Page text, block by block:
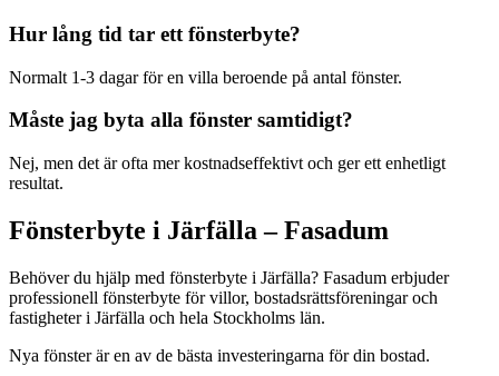
Hur lång tid tar ett fönsterbyte?
Normalt 1-3 dagar för en villa beroende på antal fönster.
Måste jag byta alla fönster samtidigt?
Nej, men det är ofta mer kostnadseffektivt och ger ett enhetligt
resultat.
Fönsterbyte i Järfälla – Fasadum
Behöver du hjälp med fönsterbyte i Järfälla? Fasadum erbjuder
professionell fönsterbyte för villor, bostadsrättsföreningar och
fastigheteri Järfälla och hela Stockholms län.
Nya fönster är en av de bästa investeringarna för din bostad.